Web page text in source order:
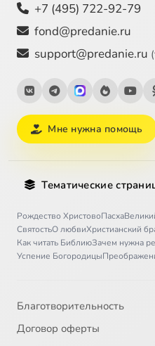
+7 (495) 722-92-79
fond@predanie.ru
support@predanie.ru
Мне нужна помощь
Тематические
Рождество ХристовоПасха
СвятостьО любвиХристианский
Как читать БиблиюЗачем нужна
Успение Богородицы
Благотворительность
Договор оферты